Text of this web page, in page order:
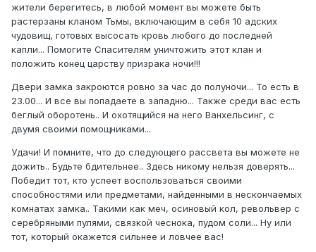
жители берегитесь, в любой момент вы можете быть
растерзаны кланом Тьмы, включающим в себя 10 адских
чудовищ, готовых высосать кровь любого до последней
капли... Помогите Спасителям уничтожить этот клан и
положить конец царству призрака ночи!!!
Двери замка закроются ровно за час до полуночи... То есть в
23.00... И все вы попадаете в западню... Также среди вас есть
беглый оборотень.. И охотящийся на него Ванхельсинг, с
двумя своими помощниками...
Удачи! И помните, что до следующего рассвета вы можете не
дожить.. Будьте бдительнее.. Здесь никому нельзя доверять...
Победит тот, кто успеет воспользоваться своими
способностями или предметами, найденными в нескончаемых
комнатах замка.. Такими как меч, осиновый кол, револьвер с
серебряными пулями, связкой чеснока, пудом соли... Ну или
тот, который окажется сильнее и ловчее вас!